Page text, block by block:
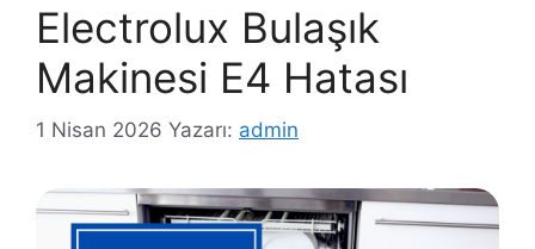
Electrolux Bulaşık
Makinesi E4 Hatası
1 Nisan 2026 Yazarı: admin